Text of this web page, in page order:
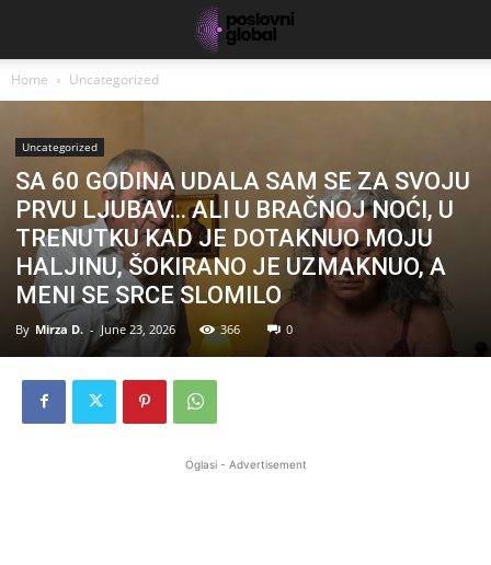
Home Uncategorized
Uncategorized
SA 60 GODINA UDALA SAM SE ZA SVOJU
PRVU LJUBAV… ALI U BRAČNOJ NOĆI, U
TRENUTKU KAD JE DOTAKNUO MOJU
HALJINU, ŠOKIRANO JE UZMAKNUO, A
MENI SE SRCE SLOMILO
By Mirza D. - June 23, 2026 366 0
Oglasi - Advertisement